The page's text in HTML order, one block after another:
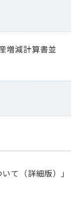
増減計算書並
て（詳細版）」